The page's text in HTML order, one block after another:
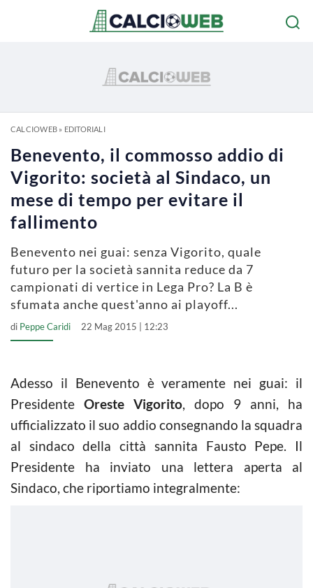
CALCIOWEB» EDITORIALI
Benevento, il commosso addio di
Vigorito: società al Sindaco, un
mese di tempo per evitare il
fallimento
Benevento nei guai: senza Vigorito, quale
futuro per la società sannita reduce da 7
campionati di vertice in Lega Pro? La B è
sfumata anche quest'anno ai playoff...
di Peppe Caridi 22 Mag 2015 | 12:23
Adesso il Benevento è veramente nei guai: il
Presidente Oreste Vigorito, dopo 9 anni, ha
ufficializzato il suo addio consegnando la squadra
al sindaco della città sannita Fausto Pepe. Il
Presidente ha inviato una lettera aperta al
Sindaco, che riportiamo integralmente: